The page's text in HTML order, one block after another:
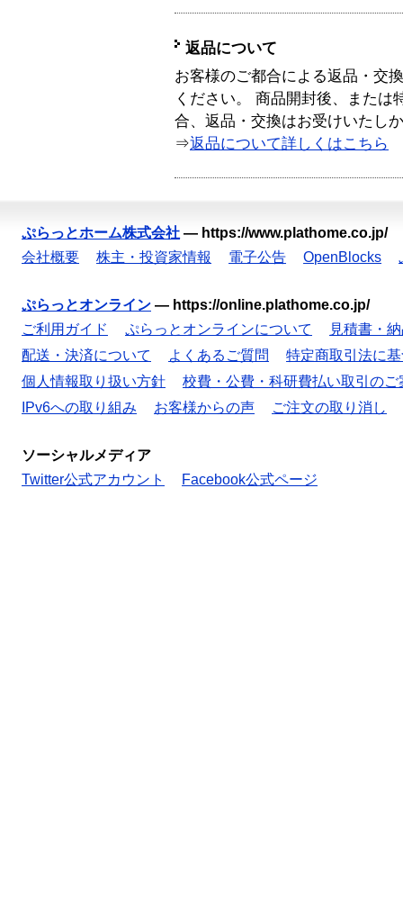
返品について
お客様のご都合による返品・交
ください。 商品開封後、または
合、返品・交換はお受けいたし
⇒返品について詳しくはこちら
ぷらっとホーム株式会社 — https://www.plathome.co.jp/
会社概要
株主・投資家情報 電子公告 OpenBlocks
ぷらっとオンライン — https://online.plathome.co.jp/
ご利用ガイド
ぷらっとオンラインについて
見積書・
配送・決済について
よくあるご質問
特定商取引法に
個人情報取り扱い方針
校費・公費・科研費払い取引のご
IPv6への取り組み
お客様からの声 ご注文の取り消し
ソーシャルメディア
Twitter公式アカウント
Facebook公式ページ